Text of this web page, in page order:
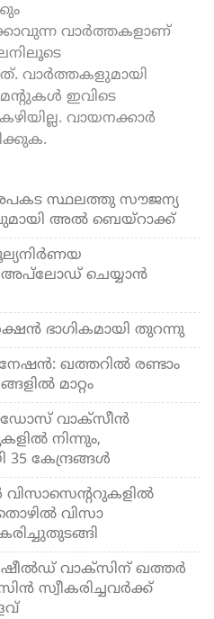
വാർത്തകളാണ്
വാർത്തകളുമായി
ഇവിടെ
വായനക്കാർ
അപകട സ്ഥലത്തു സൗജന്യ
അല്‍ ബെയ്‌റാക്ക്
അപ്‌ലോഡ് ചെയ്യാന്‍
ഭാഗികമായി തുറന്നു
ഖത്തറില്‍ രണ്ടാം
മാറ്റം
ഡോസ് വാക്‌സീന്‍
നിന്നും,
35 കേന്ദ്രങ്ങള്‍
വിസാസെന്ററുകളില്‍
വിസാ
വാക്‌സിന് ഖത്തര്‍
സ്വീകരിച്ചവര്‍ക്ക്